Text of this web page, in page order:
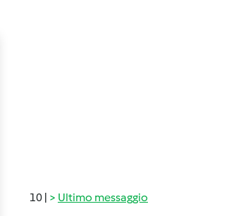
10 | Ultimo messaggio